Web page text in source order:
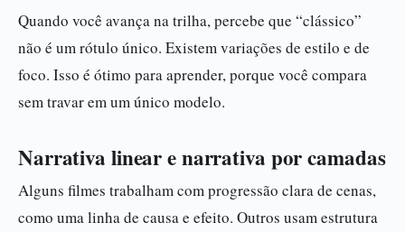
Quando você avança na trilha, percebe que “clássico”
não é um rótulo único. Existem variações de estilo e de
foco. Isso é ótimo para aprender, porque você compara
sem travar em um único modelo.
Narrativa linear e narrativa por camadas
Alguns filmes trabalham com progressão clara de cenas,
como uma linha de causa e efeito. Outros usam estrutura